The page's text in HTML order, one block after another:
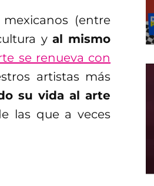
(entre
y al mismo
se renueva con
artistas más
su vida al arte
las que a veces